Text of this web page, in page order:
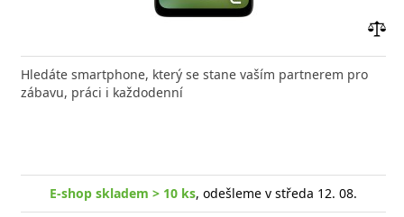
Hledáte smartphone, který se stane vaším partnerem pro
zábavu, práci i každodenní
E-shop skladem > 10 ks, odešleme v středa 12. 08.